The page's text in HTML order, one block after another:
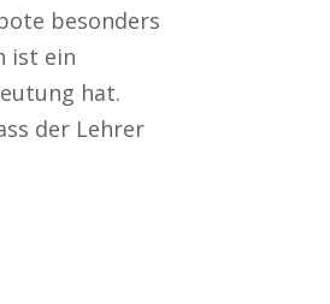
besonders
ist ein
hat.
der Lehrer